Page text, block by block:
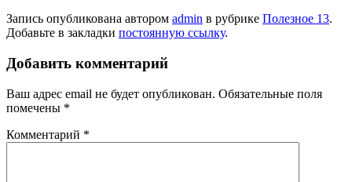
Запись опубликована автором admin в рубрике Полезное 13.
Добавьте в закладки постоянную ссылку.
Добавить комментарий
Ваш адрес email не будет опубликован. Обязательные поля
помечены *
Комментарий *